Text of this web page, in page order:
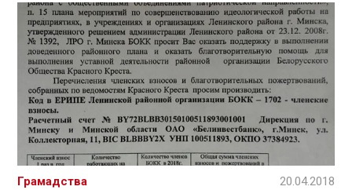
Грамадства 20.04.2018